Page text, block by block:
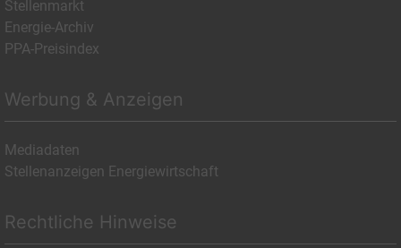
Stellenmarkt
Energie-Archiv
PPA-Preisindex
Werbung & Anzeigen
Mediadaten
Stellenanzeigen Energiewirtschaft
Rechtliche Hinweise